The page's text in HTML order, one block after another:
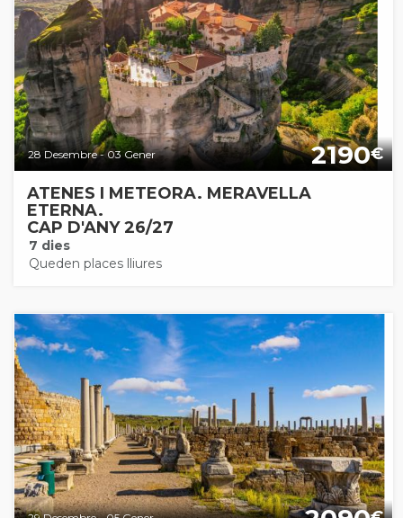
28 Desembre - 03 Gener 2190€
ATENES I METEORA. MERAVELLA
ETERNA.
CAP D'ANY 26/27
7 dies
Queden places lliures